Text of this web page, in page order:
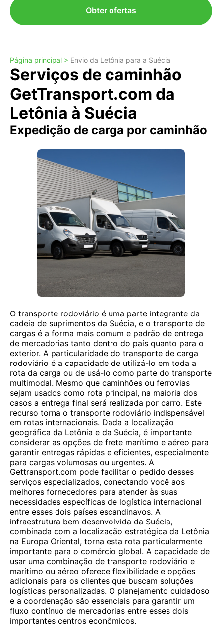
Obter ofertas
Página principal > Envio da Letônia para a Suécia
Serviços de caminhão
GetTransport.com da
Letônia à Suécia
Expedição de carga por caminhão
O transporte rodoviário é uma parte integrante da
cadeia de suprimentos da Suécia, e o transporte de
cargas é a forma mais comum e padrão de entrega
de mercadorias tanto dentro do país quanto para o
exterior. A particularidade do transporte de carga
rodoviário é a capacidade de utilizá-lo em toda a
rota da carga ou de usá-lo como parte do transporte
multimodal. Mesmo que caminhões ou ferrovias
sejam usados ​​como rota principal, na maioria dos
casos a entrega final será realizada por carro. Este
recurso torna o transporte rodoviário indispensável
em rotas internacionais. Dada a localização
geográfica da Letônia e da Suécia, é importante
considerar as opções de frete marítimo e aéreo para
garantir entregas rápidas e eficientes, especialmente
para cargas volumosas ou urgentes. A
Gettransport.com pode facilitar o pedido desses
serviços especializados, conectando você aos
melhores fornecedores para atender às suas
necessidades específicas de logística internacional
entre esses dois países escandinavos. A
infraestrutura bem desenvolvida da Suécia,
combinada com a localização estratégica da Letônia
na Europa Oriental, torna esta rota particularmente
importante para o comércio global. A capacidade de
usar uma combinação de transporte rodoviário e
marítimo ou aéreo oferece flexibilidade e opções
adicionais para os clientes que buscam soluções
logísticas personalizadas. O planejamento cuidadoso
e a coordenação são essenciais para garantir um
fluxo contínuo de mercadorias entre esses dois
importantes centros econômicos.